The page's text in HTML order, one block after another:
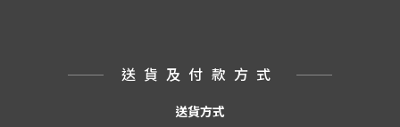
送貨及付款方式
送貨方式